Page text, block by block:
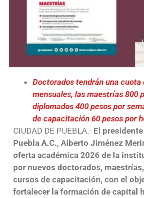
Doctorados tendrán una cuota
mensuales, las maestrías 800
diplomados 400 pesos por
de capacitación 60 pesos por
CIUDAD DE PUEBLA.- El
Puebla A.C., Alberto Jiménez
oferta académica 2026 de la
por nuevos doctorados,
cursos de capacitación, con el
fortalecer la formación de capital